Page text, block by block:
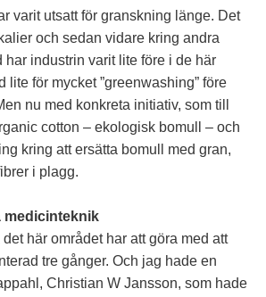
varit utsatt för granskning länge. Det
och sedan vidare kring andra
har industrin varit lite före i de här
lite för mycket ”greenwashing” före
nu med konkreta initiativ, som till
cotton – ekologisk bomull – och
kring att ersätta bomull med gran,
i plagg.
medicinteknik
här området har att göra med att
tre gånger. Och jag hade en
Christian W Jansson, som hade